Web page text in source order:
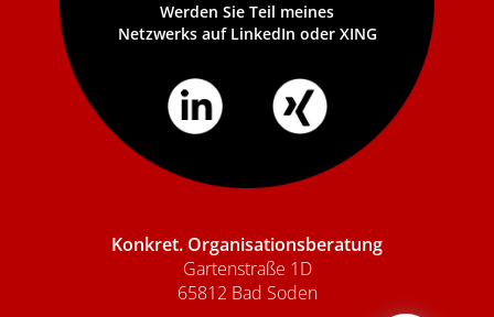
Werden Sie Teil meines
Netzwerks auf LinkedIn oder XING
Konkret. Organisationsberatung
Gartenstraße 1D
65812 Bad Soden